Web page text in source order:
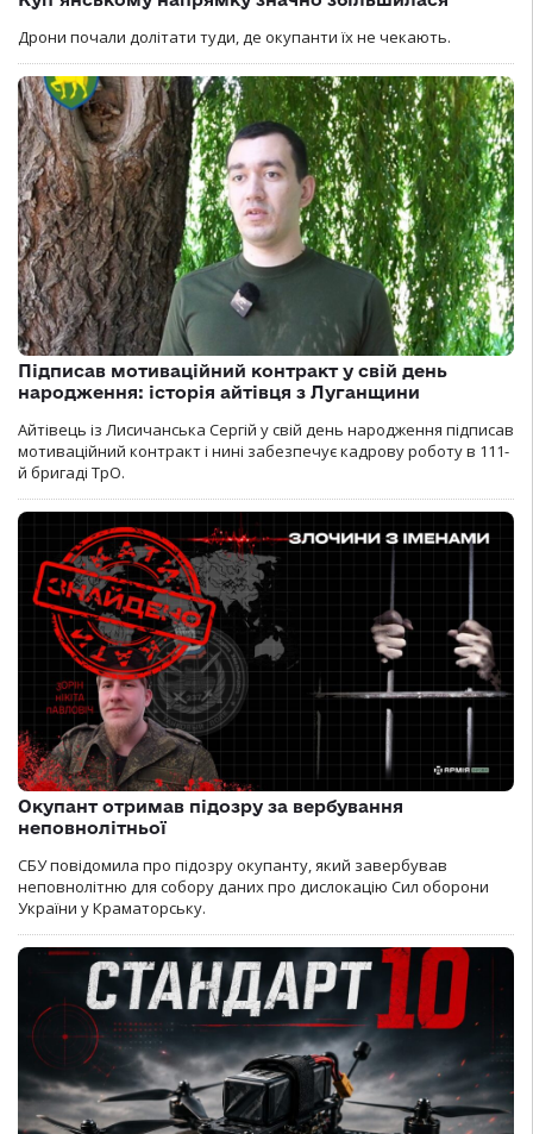
Дрони почали долітати туди, де окупанти їх не чекають.
Підписав мотиваційний контракт у свій день
народження: історія айтівця з Луганщини
Айтівець із Лисичанська Сергій у свій день народження підписав
мотиваційний контракт і нині забезпечує кадрову роботу в 111-
й бригаді ТрО.
Окупант отримав підозру за вербування
неповнолітньої
СБУ повідомила про підозру окупанту, який завербував
неповнолітню для собору даних про дислокацію Сил оборони
України у Краматорську.